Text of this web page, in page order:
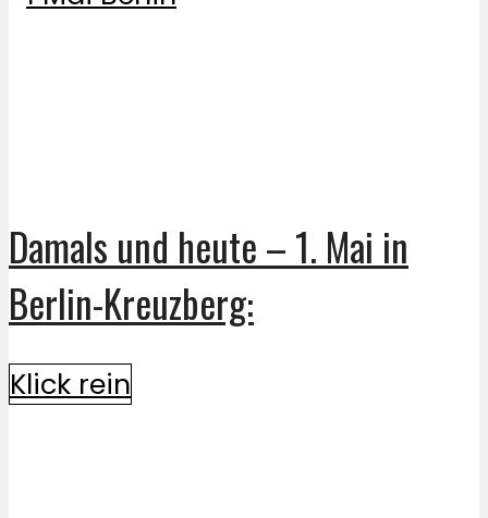
Damals und heute – 1. Mai in
Berlin-Kreuzberg:
Klick rein